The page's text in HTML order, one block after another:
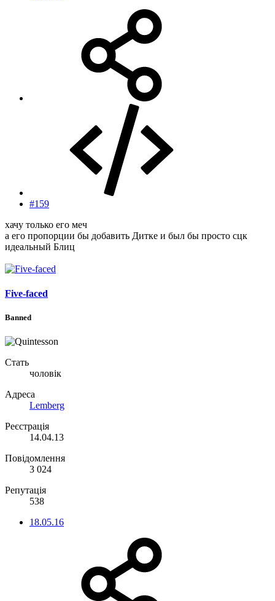
#159
хачу только его меч
а его пропорции бы добавить Дитке и был бы просто сцк
идеальный Блиц
Five-faced
Banned
Стать
чоловік
Адреса
Lemberg
Реєстрація
14.04.13
Повідомлення
3 024
Репутація
538
18.05.16